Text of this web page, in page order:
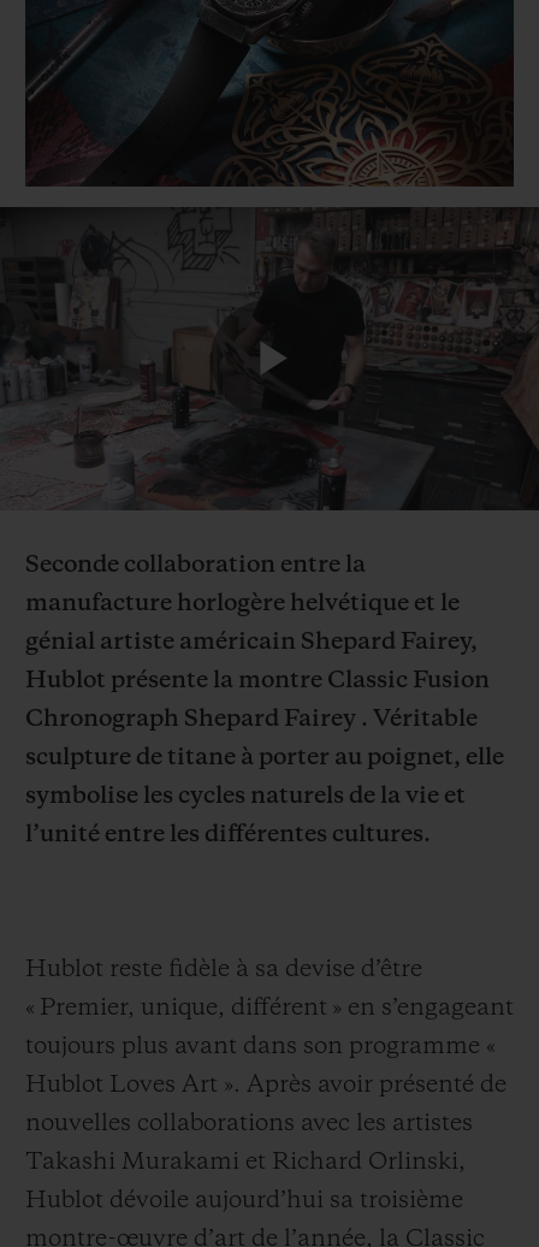
Play
Seconde collaboration entre la
manufacture horlogère helvétique et le
génial artiste américain Shepard Fairey,
Hublot présente la montre Classic Fusion
Chronograph Shepard Fairey . Véritable
sculpture de titane à porter au poignet, elle
symbolise les cycles naturels de la vie et
l’unité entre les différentes cultures.
Hublot reste fidèle à sa devise d’être
« Premier, unique, différent » en s’engageant
toujours plus avant dans son programme «
Hublot Loves Art ». Après avoir présenté de
nouvelles collaborations avec les artistes
Takashi Murakami et Richard Orlinski,
Hublot dévoile aujourd’hui sa troisième
montre-œuvre d’art de l’année, la Classic
SUMMER MULTI-
COLORED CERAMIC
BIG BANG
PEACH CERAMIC ESSENTIAL
SERVICES EXCLUSIFS
HUBLOTISTA ET EXTENSION DE GARANTIE
LIVRAISON ET RETOURS GRATUITS
PAIEMENT SÉCURISÉ
NOUS CONTACTER
TROUVER UNE BOUTIQUE